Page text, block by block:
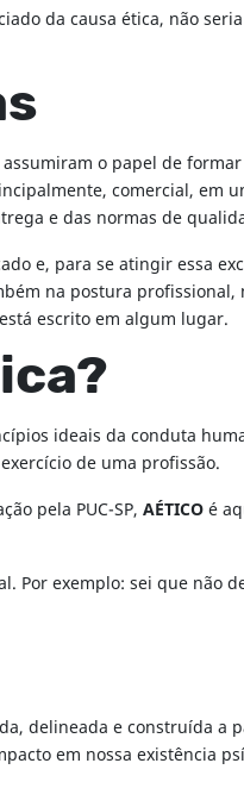
da causa ética, não
o papel de
comercial, em
e das normas de
e, para se atingir essa
na postura
escrito em algum lugar.
ideais da conduta
de uma profissão.
pela PUC-SP, AÉTICOé
Por exemplo: sei que
delineada e construída
em nossa existência